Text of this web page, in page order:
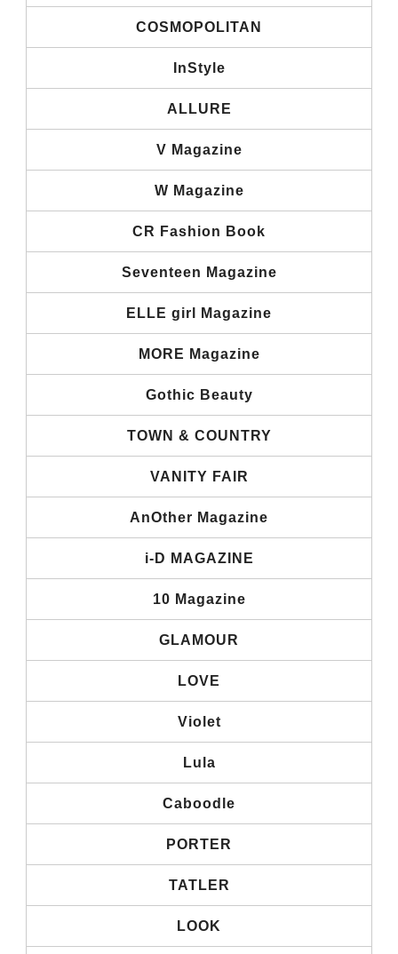
COSMOPOLITAN
InStyle
ALLURE
V Magazine
W Magazine
CR Fashion Book
Seventeen Magazine
ELLE girl Magazine
MORE Magazine
Gothic Beauty
TOWN & COUNTRY
VANITY FAIR
AnOther Magazine
i-D MAGAZINE
10 Magazine
GLAMOUR
LOVE
Violet
Lula
Caboodle
PORTER
TATLER
LOOK